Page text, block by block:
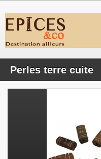
Perles terre cuite